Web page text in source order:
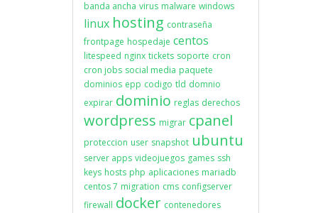
banda ancha virus malware windows
linux hosting contraseña
frontpage hospedaje centos
litespeed nginx tickets soporte cron
cron jobs social media paquete
dominios epp codigo tld domnio
expirar dominio reglas derechos
wordpress migrar cpanel
proteccion user snapshot ubuntu
server apps videojuegos games ssh
keys hosts php aplicaciones mariadb
centos 7 migration cms configserver
firewall docker contenedores